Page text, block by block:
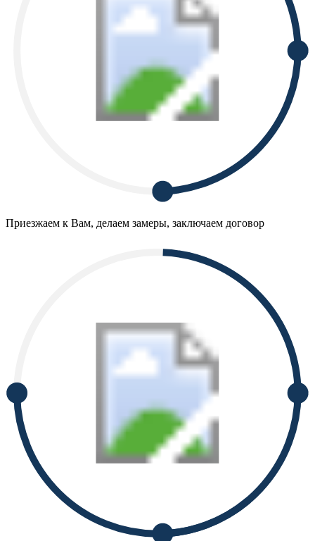
Приезжаем к Вам, делаем замеры, заключаем договор